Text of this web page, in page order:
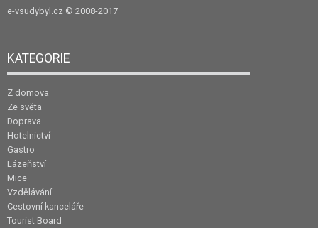
e-vsudybyl.cz © 2008-2017
KATEGORIE
Z domova
Ze světa
Doprava
Hotelnictví
Gastro
Lázeňství
Mice
Vzdělávání
Cestovní kanceláře
Tourist Board